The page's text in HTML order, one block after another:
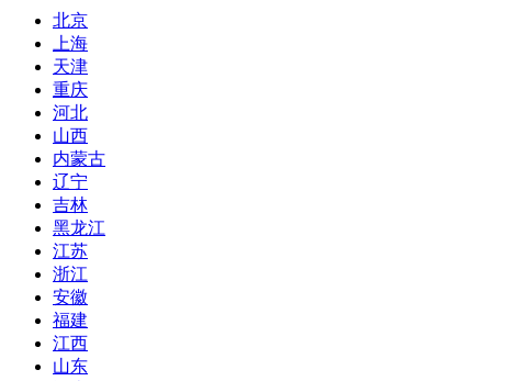
北京
上海
天津
重庆
河北
山西
内蒙古
辽宁
吉林
黑龙江
江苏
浙江
安徽
福建
江西
山东